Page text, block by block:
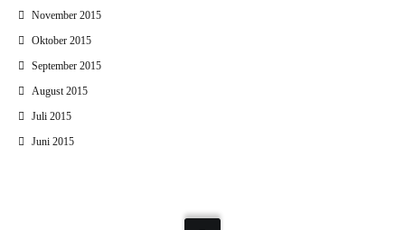
November 2015
Oktober 2015
September 2015
August 2015
Juli 2015
Juni 2015